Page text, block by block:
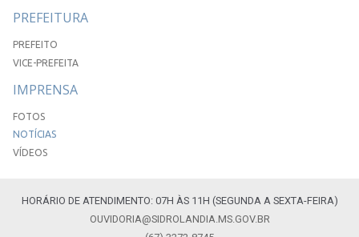
PREFEITURA
PREFEITO
VICE-PREFEITA
IMPRENSA
FOTOS
NOTÍCIAS
VÍDEOS
HORÁRIO DE ATENDIMENTO: 07H ÀS 11H (SEGUNDA A SEXTA-FEIRA)
OUVIDORIA@SIDROLANDIA.MS.GOV.BR